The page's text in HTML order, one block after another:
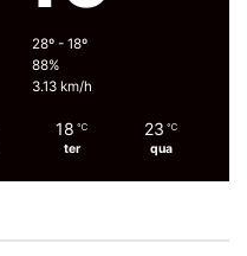
28º - 18º
88%
3.13 km/h
18 ℃
ter
23 ℃
qua